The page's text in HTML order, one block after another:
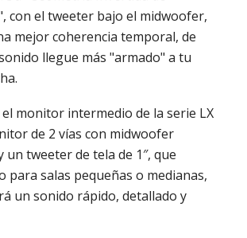
con el tweeter bajo el midwoofer,
mejor coherencia temporal, de
llegue más "armado" a tu
el monitor intermedio de la serie LX
de 2 vías con midwoofer
un tweeter de tela de 1″, que
para salas pequeñas o medianas,
un sonido rápido, detallado y